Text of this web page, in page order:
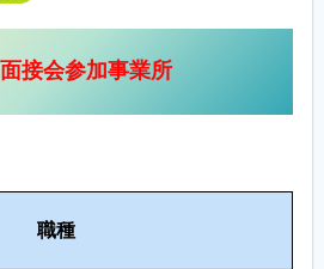
接会参加事業所
職種